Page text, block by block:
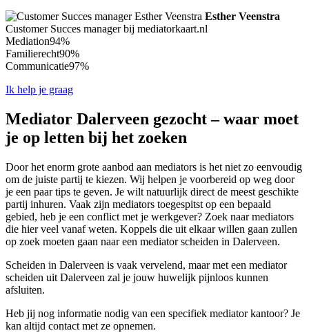
Esther Veenstra
Customer Succes manager bij mediatorkaart.nl
Mediation94%
Familierecht90%
Communicatie97%
Ik help je graag
Mediator Dalerveen gezocht – waar moet
je op letten bij het zoeken
Door het enorm grote aanbod aan mediators is het niet zo eenvoudig
om de juiste partij te kiezen. Wij helpen je voorbereid op weg door
je een paar tips te geven. Je wilt natuurlijk direct de meest geschikte
partij inhuren. Vaak zijn mediators toegespitst op een bepaald
gebied, heb je een conflict met je werkgever? Zoek naar mediators
die hier veel vanaf weten. Koppels die uit elkaar willen gaan zullen
op zoek moeten gaan naar een mediator scheiden in Dalerveen.
Scheiden in Dalerveen is vaak vervelend, maar met een mediator
scheiden uit Dalerveen zal je jouw huwelijk pijnloos kunnen
afsluiten.
Heb jij nog informatie nodig van een specifiek mediator kantoor? Je
kan altijd contact met ze opnemen.